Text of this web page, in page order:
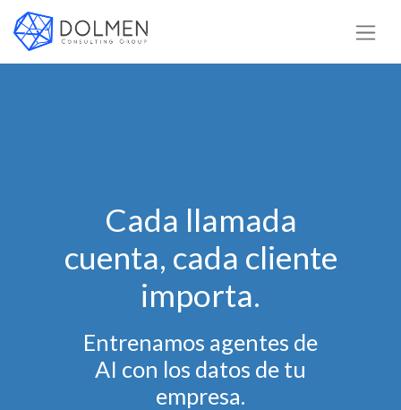
Cada llamada
cuenta, cada cliente
importa.
Entrenamos agentes de
AI con los datos de tu
empresa.